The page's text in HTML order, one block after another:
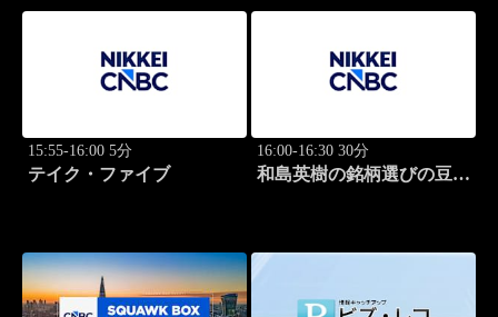
15:55-16:00 5分
テイク・ファイブ
16:00-16:30 30分
和島英樹の銘柄選びの豆知